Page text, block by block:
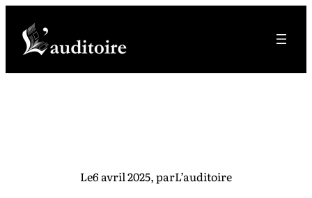
contenu
Le6 avril 2025, parL’auditoire